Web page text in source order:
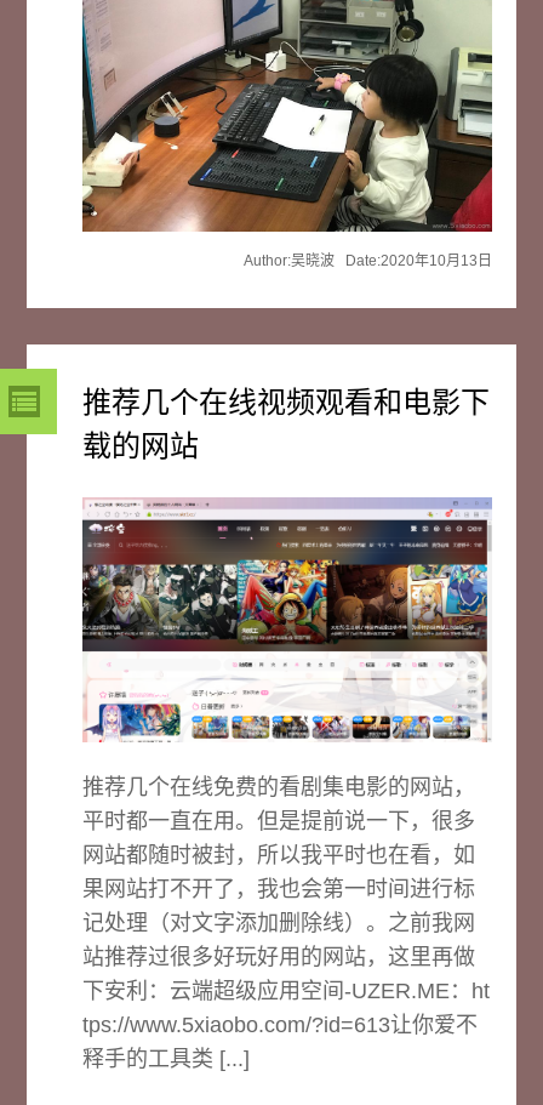
Author:吴晓波 Date:2020年10月13日
推荐几个在线视频观看和电影下
载的网站
推荐几个在线免费的看剧集电影的网站，
平时都一直在用。但是提前说一下，很多
网站都随时被封，所以我平时也在看，如
果网站打不开了，我也会第一时间进行标
记处理（对文字添加删除线）。之前我网
站推荐过很多好玩好用的网站，这里再做
下安利：云端超级应用空间-UZER.ME：ht
tps://www.5xiaobo.com/?id=613让你爱不
释手的工具类 [...]